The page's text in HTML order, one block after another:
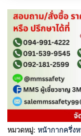
หมวดหมู่: หน้ากากครึ่ง